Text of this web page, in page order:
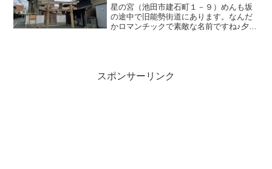
星の宮（池田市建石町１－９）めんも坂
の途中で旧能勢街道にあります。なんだ
かロマンチックで素敵な名前ですね♪夕方
スポンサーリンク